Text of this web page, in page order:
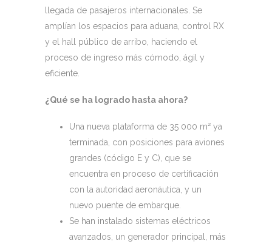
llegada de pasajeros internacionales. Se
amplían los espacios para aduana, control RX
y el hall público de arribo, haciendo el
proceso de ingreso más cómodo, ágil y
eficiente.
¿Qué se ha logrado hasta ahora?
Una nueva plataforma de 35 000 m² ya
terminada, con posiciones para aviones
grandes (código E y C), que se
encuentra en proceso de certificación
con la autoridad aeronáutica, y un
nuevo puente de embarque.
Se han instalado sistemas eléctricos
avanzados, un generador principal, más